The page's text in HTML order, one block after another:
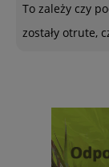
To zależy czy
zostały otrute,